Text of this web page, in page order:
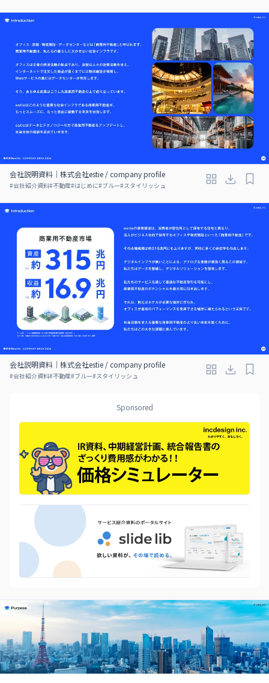
会社説明資料｜株式会社estie / company profile
#会社紹介資料#不動産#はじめに#ブルー#スタイリッシュ
会社説明資料｜株式会社estie / company profile
#会社紹介資料#不動産#ブルー#スタイリッシュ
Sponsored